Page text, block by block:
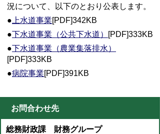
況について、以下のとおり公表します。
● 上水道事業[PDF]342KB
●下水道事業（公共下水道）
[PDF]333KB
●下水道事業（農業集落排水）
[PDF]333KB
●病院事業[PDF]391KB
お問合わせ先
総務財政課 財務グループ